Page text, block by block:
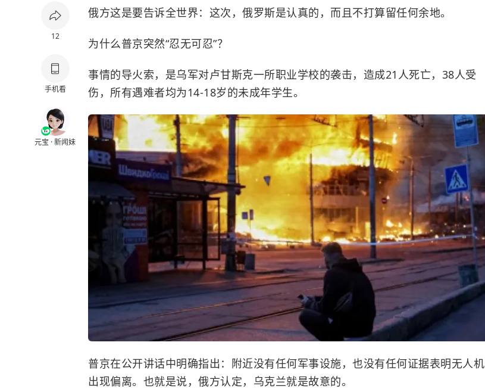
12
手机看
元宝 · 新闻妹
俄方这是要告诉全世界：这次，俄罗斯是认真的，而且不打算留任何余地。
为什么普京突然“忍无可忍”？
事情的导火索，是乌军对卢甘斯克一所职业学校的袭击，造成21人死亡，38人受
伤，所有遇难者均为14-18岁的未成年学生。
普京在公开讲话中明确指出：附近没有任何军事设施，也没有任何证据表明无人机
出现偏离。也就是说，俄方认定，乌克兰就是故意的。